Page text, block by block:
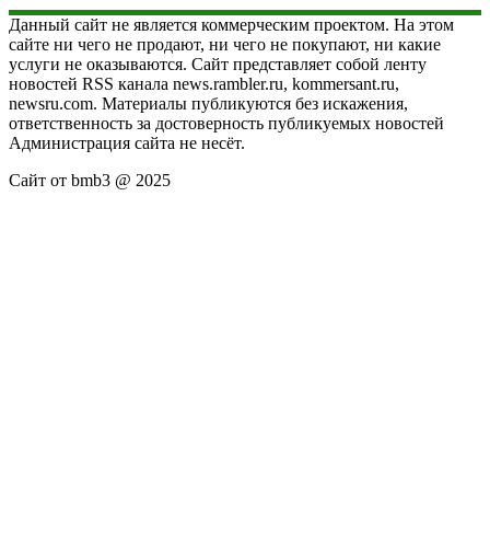
Данный сайт не является коммерческим проектом. На этом
сайте ни чего не продают, ни чего не покупают, ни какие
услуги не оказываются. Сайт представляет собой ленту
новостей RSS канала news.rambler.ru, kommersant.ru,
newsru.com. Материалы публикуются без искажения,
ответственность за достоверность публикуемых новостей
Администрация сайта не несёт.
Сайт от bmb3 @ 2025